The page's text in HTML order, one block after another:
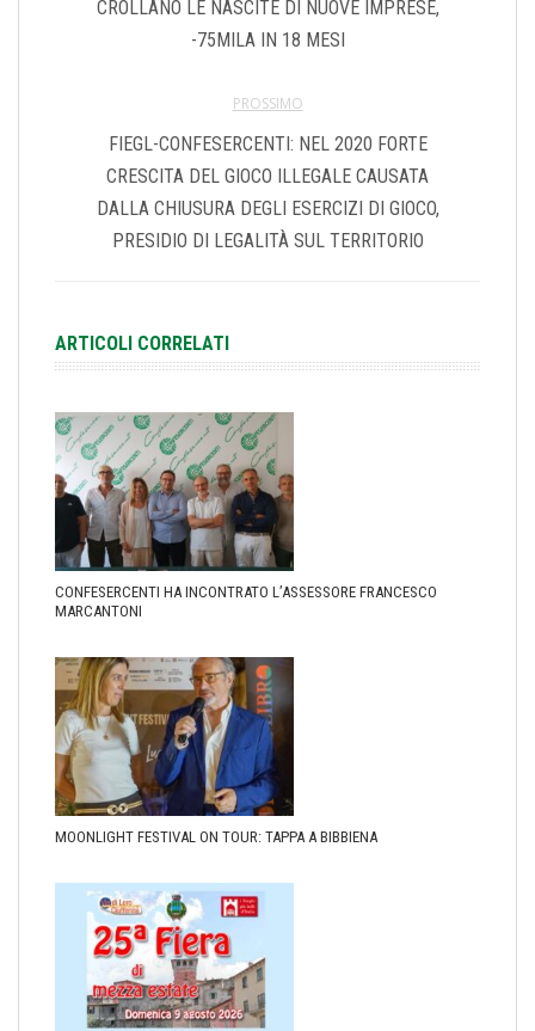
CROLLANO LE NASCITE DI NUOVE IMPRESE,
-75MILA IN 18 MESI
PROSSIMO
FIEGL-CONFESERCENTI: NEL 2020 FORTE
CRESCITA DEL GIOCO ILLEGALE CAUSATA
DALLA CHIUSURA DEGLI ESERCIZI DI GIOCO,
PRESIDIO DI LEGALITÀ SUL TERRITORIO
ARTICOLI CORRELATI
CONFESERCENTI HA INCONTRATO L’ASSESSORE FRANCESCO
MARCANTONI
MOONLIGHT FESTIVAL ON TOUR: TAPPA A BIBBIENA